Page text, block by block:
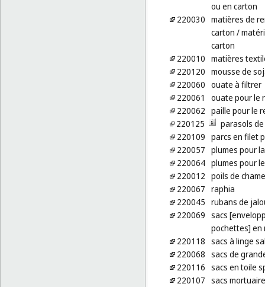
ou en carton
220030 matières de
carton /
carton
220010 matières
220120 mousse de
220060 ouate à filtrer
220061
ouate pour le
220062 paille pour le
220125
parasols
220109 parcs en filet
220057 plumes pour
220064 plumes pour
220012 poils de
220067 raphia
220045 rubans de
220069 sacs
pochettes] en
220118 sacs à linge
220068 sacs de
220116 sacs en toile
220107 sacs